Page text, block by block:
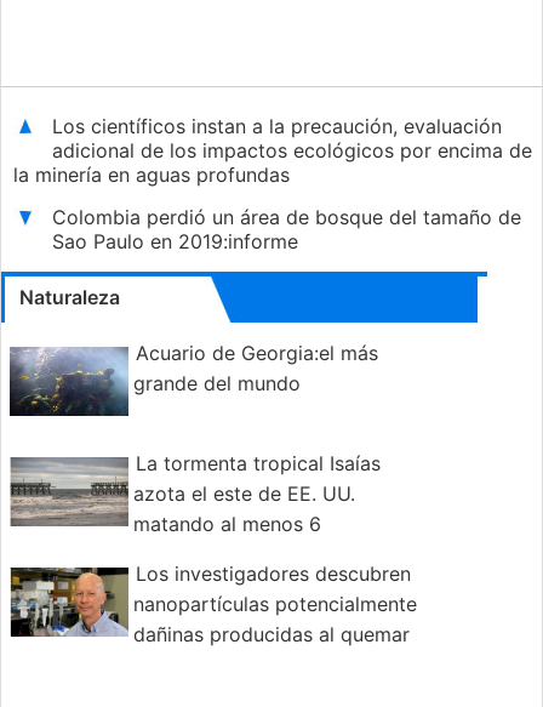
Los científicos instan a la precaución, evaluación
adicional de los impactos ecológicos por encima de
la minería en aguas profundas
Colombia perdió un área de bosque del tamaño de
Sao Paulo en 2019:informe
Naturaleza
Acuario de Georgia:el más
grande del mundo
La tormenta tropical Isaías
azota el este de EE. UU.
matando al menos 6
Los investigadores descubren
nanopartículas potencialmente
dañinas producidas al quemar